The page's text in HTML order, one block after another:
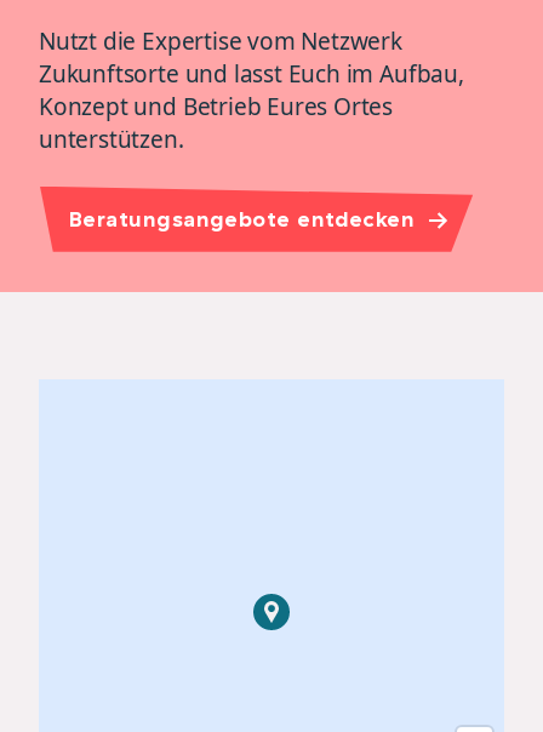
Nutzt die Expertise vom Netzwerk
Zukunftsorte und lasst Euch im Aufbau,
Konzept und Betrieb Eures Ortes
unterstützen.
Beratungsangebote entdecken